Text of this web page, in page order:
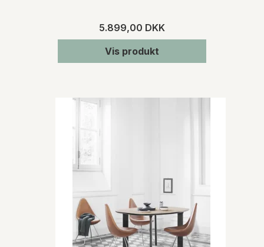
5.899,00 DKK
Vis produkt